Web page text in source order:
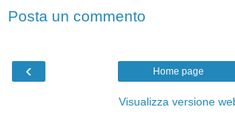
Posta un commento
‹ Home page
Visualizza versione